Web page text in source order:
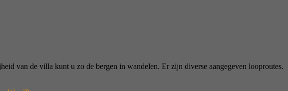
van de villa kunt u zo de bergen in wandelen. Er zijn diverse aangegeven looproutes.